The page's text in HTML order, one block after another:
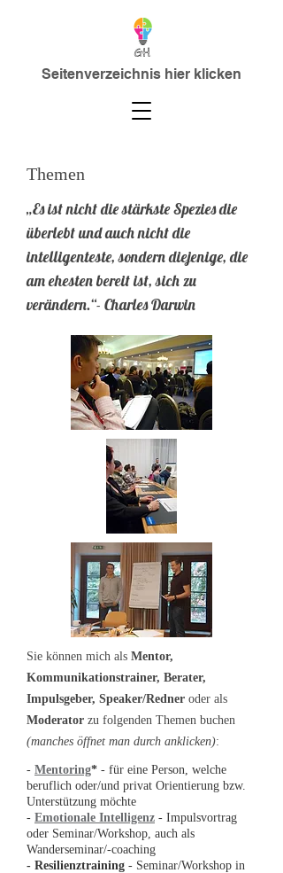
Seitenverzeichnis hier klicken
Themen
„Es ist nicht die stärkste Spezies die
überlebt und auch nicht die
intelligenteste, sondern diejenige, die
am ehesten bereit ist, sich zu
verändern.“- Charles Darwin
Sie können mich als Mentor,
Kommunikationstrainer, Berater,
Impulsgeber, Speaker/Redner oder als
Moderator zu folgenden Themen buchen
(manches öffnet man durch anklicken):
- Mentoring* - für eine Person, welche
beruflich oder/und privat Orientierung bzw.
Unterstützung möchte
- Emotionale Intelligenz - Impulsvortrag
oder Seminar/Workshop, auch als
Wanderseminar/-coaching
- Resilienztraining - Seminar/Workshop in